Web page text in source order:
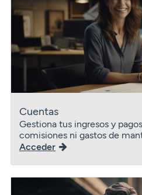
Cuentas
Gestiona tus ingresos y
comisiones ni gastos de
Acceder